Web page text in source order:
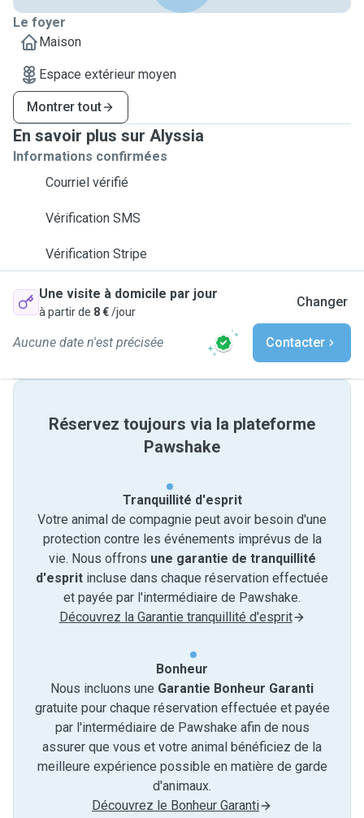
Le foyer
Maison
Espace extérieur moyen
Montrer tout
En savoir plus sur Alyssia
Informations confirmées
Courriel vérifié
Vérification SMS
Vérification Stripe
Une visite à domicile par jour
à partir de 8 €/jour
Changer
Aucune date n'est précisée Contacter
Réservez toujours via la plateforme
Pawshake
Tranquillité d'esprit
Votre animal de compagnie peut avoir besoin d'une
protection contre les événements imprévus de la
vie. Nous offrons une garantie de tranquillité
d'esprit incluse dans chaque réservation effectuée
et payée par l'intermédiaire de Pawshake.
Découvrez la Garantie tranquillité d'esprit
Bonheur
Nous incluons une Garantie Bonheur Garanti
gratuite pour chaque réservation effectuée et payée
par l'intermédiaire de Pawshake afin de nous
assurer que vous et votre animal bénéficiez de la
meilleure expérience possible en matière de garde
d'animaux.
Découvrez le Bonheur Garanti